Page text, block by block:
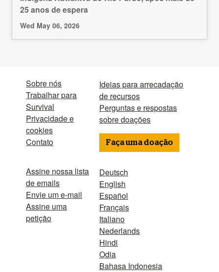
25 anos de espera
Wed May 06, 2026
Sobre nós
Trabalhar para
Survival
Privacidade e
cookies
Contato
Assine nossa lista
de emails
Envie um e-mail
Assine uma
petição
Ideias para arrecadação
de recursos
Perguntas e respostas
sobre doações
Faça uma doação
Deutsch
English
Español
Français
Italiano
Nederlands
Hindi
Odia
Bahasa Indonesia